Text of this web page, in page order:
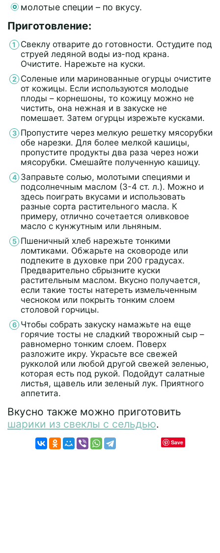
молотые специи – по вкусу.
Приготовление:
Свеклу отварите до готовности. Остудите под
струей ледяной воды из-под крана.
Очистите. Нарежьте на куски.
Соленые или маринованные огурцы очистите
от кожицы. Если используются молодые
плоды – корнешоны, то кожицу можно не
чистить, она нежная и в закуске не
помешает. Затем огурцы изрежьте кусками.
Пропустите через мелкую решетку мясорубки
обе нарезки. Для более мелкой кашицы,
пропустите продукты два раза через ножи
мясорубки. Смешайте полученную кашицу.
Заправьте солью, молотыми специями и
подсолнечным маслом (3-4 ст. л.). Можно и
здесь поиграть вкусами и использовать
разные сорта растительного масла. К
примеру, отлично сочетается оливковое
масло с кунжутным или льняным.
Пшеничный хлеб нарежьте тонкими
ломтиками. Обжарьте на сковороде или
подпеките в духовке при 200 градусах.
Предварительно сбрызните куски
растительным маслом. Вкусно получается,
если такие тосты натереть измельченным
чесноком или покрыть тонким слоем
столовой горчицы.
Чтобы собрать закуску намажьте на еще
горячие тосты не сладкий творожный сыр –
равномерно тонким слоем. Поверх
разложите икру. Украсьте все свежей
рукколой или любой другой свежей зеленью,
которая есть под рукой. Подойдут салатные
листья, щавель или зеленый лук. Приятного
аппетита.
Вкусно также можно приготовить
шарики из свеклы с сельдью.
Save